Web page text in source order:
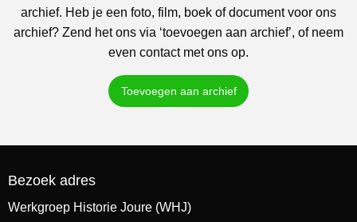
archief. Heb je een foto, film, boek of document voor ons
archief? Zend het ons via ‘toevoegen aan archief’, of neem
even contact met ons op.
Toevoegen aan archief
Bezoek adres
Werkgroep Historie Joure (WHJ)